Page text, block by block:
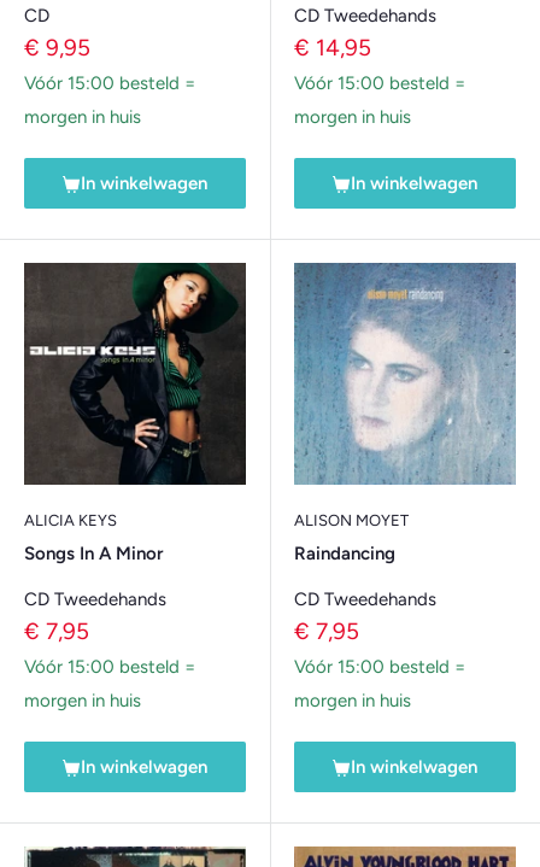
CD
Verkoopprijs
€ 9,95
Vóór 15:00 besteld =
morgen in huis
In winkelwagen
CD Tweedehands
Verkoopprijs
€ 14,95
Vóór 15:00 besteld =
morgen in huis
In winkelwagen
ALICIA KEYS
Songs In A Minor
CD Tweedehands
Verkoopprijs
€ 7,95
Vóór 15:00 besteld =
morgen in huis
In winkelwagen
ALISON MOYET
Raindancing
CD Tweedehands
Verkoopprijs
€ 7,95
Vóór 15:00 besteld =
morgen in huis
In winkelwagen